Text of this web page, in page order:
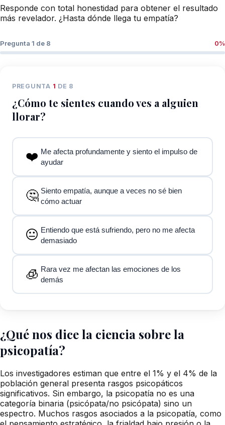
Responde con total honestidad para obtener el resultado
más revelador. ¿Hasta dónde llega tu empatía?
Pregunta 1 de 8 0%
PREGUNTA 1 DE 8
¿Cómo te sientes cuando ves a alguien
llorar?
❤️ Me afecta profundamente y siento el impulso de
ayudar
🤔 Siento empatía, aunque a veces no sé bien
cómo actuar
😐 Entiendo que está sufriendo, pero no me afecta
demasiado
🧊 Rara vez me afectan las emociones de los
demás
¿Qué nos dice la ciencia sobre la
psicopatía?
Los investigadores estiman que entre el 1% y el 4% de la
población general presenta rasgos psicopáticos
significativos. Sin embargo, la psicopatía no es una
categoría binaria (psicópata/no psicópata) sino un
espectro. Muchos rasgos asociados a la psicopatía, como